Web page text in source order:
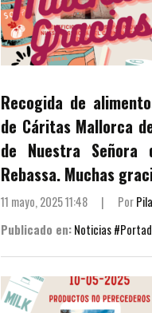
Recogida de
de Cáritas Mallorca
de Nuestra Señora
Rebassa. Muchas
11 mayo, 2025 11:48 | Por
Publicado en: Noticias